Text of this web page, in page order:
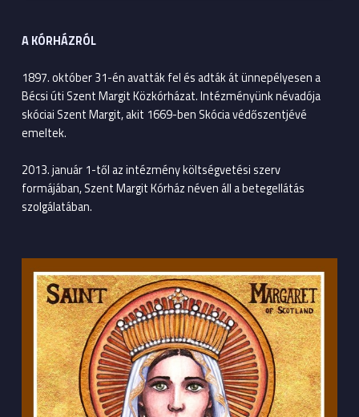
A KÓRHÁZRÓL
1897. október 31-én avatták fel és adták át ünnepélyesen a
Bécsi úti Szent Margit Közkórházat. Intézményünk névadója
skóciai Szent Margit, akit 1669-ben Skócia védőszentjévé
emeltek.
2013. január 1-től az intézmény költségvetési szerv
formájában, Szent Margit Kórház néven áll a betegellátás
szolgálatában.